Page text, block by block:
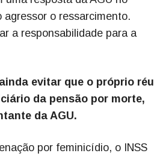
agressor o ressarcimento.
a responsabilidade para a
evitar que o próprio réu
da pensão por morte,
da AGU.
por feminicídio, o INSS